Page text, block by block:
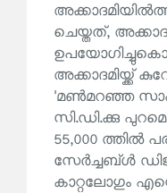
ചെയ്തത്,
അക്കാദമിയ്ക്ക്
'മൺമറഞ്ഞ
സി.ഡി.ക്കു
55,000 ത്തിൽ
സേർച്ചബ്ൾ
കാറ്റലോഗും